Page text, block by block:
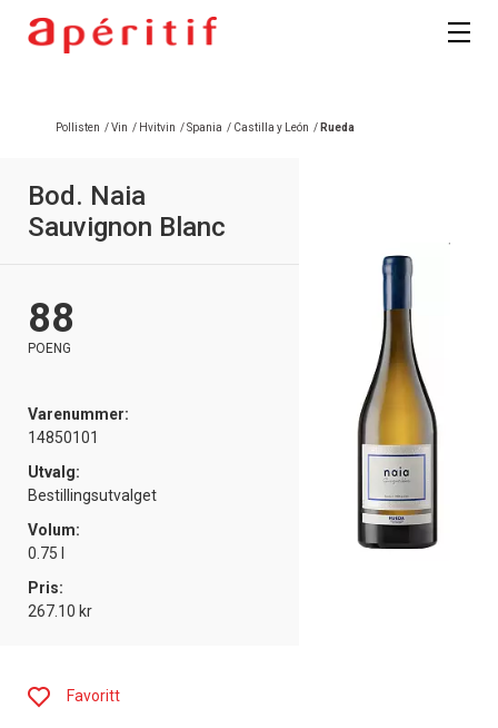
Pollisten /Vin / Hvitvin /Spania / Castilla y León / Rueda
Bod. Naia
Sauvignon Blanc
88
POENG
Varenummer:
14850101
Utvalg:
Bestillingsutvalget
Volum:
0.75 l
Pris:
267.10 kr
Favoritt